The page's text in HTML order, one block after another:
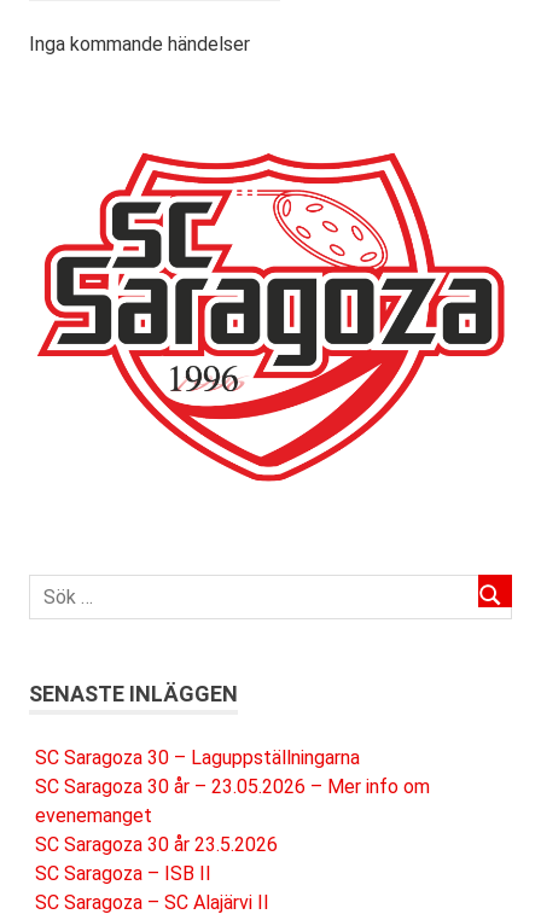
Inga kommande händelser
SENASTE INLÄGGEN
SC Saragoza 30 – Laguppställningarna
SC Saragoza 30 år – 23.05.2026 – Mer info om
evenemanget
SC Saragoza 30 år 23.5.2026
SC Saragoza – ISB II
SC Saragoza – SC Alajärvi II